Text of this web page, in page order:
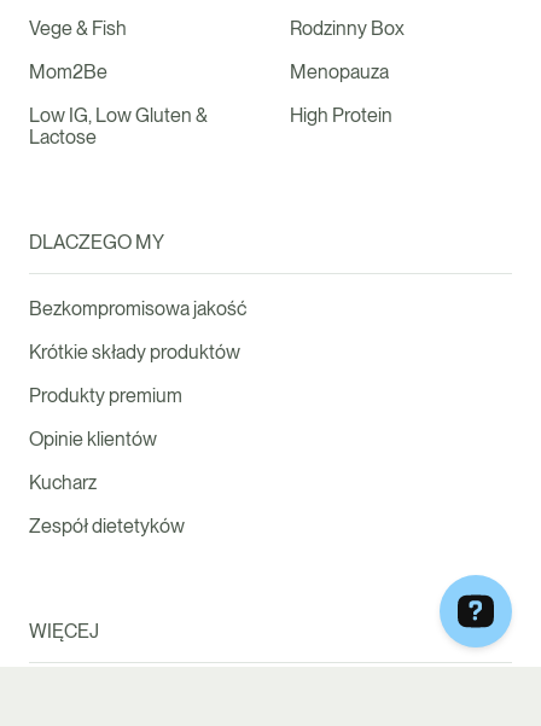
Vege & Fish
Mom2Be
Low IG, Low Gluten &
Lactose
Rodzinny Box
Menopauza
High Protein
DLACZEGO MY
Bezkompromisowa jakość
Krótkie składy produktów
Produkty premium
Opinie klientów
Kucharz
Zespół dietetyków
WIĘCEJ